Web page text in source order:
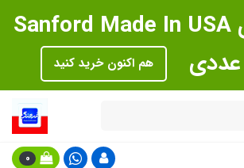
مداد مشکی Sanford Made In USA
هم اکنون خرید کنید
0